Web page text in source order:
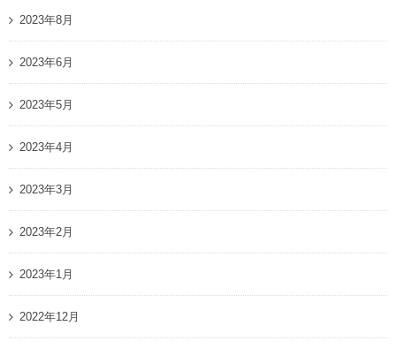
2023年8月
2023年6月
2023年5月
2023年4月
2023年3月
2023年2月
2023年1月
2022年12月